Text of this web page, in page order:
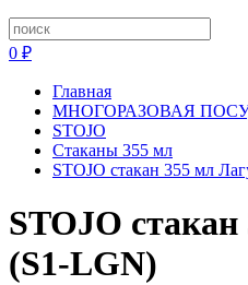
0 ₽
Главная
МНОГОРАЗОВАЯ
STOJO
Стаканы 355 мл
STOJO стакан 355 мл
STOJO
(S1-LGN)